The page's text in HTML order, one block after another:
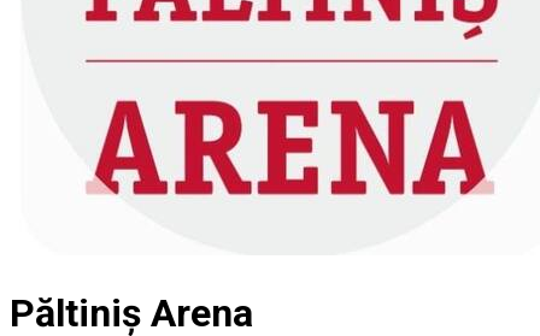
Păltiniș Arena